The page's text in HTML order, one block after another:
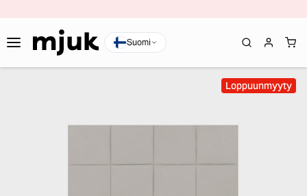
Suomi
Loppuunmyyty